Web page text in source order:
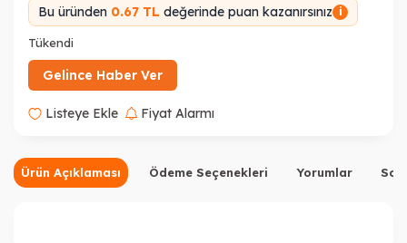
Bu üründen 0.67 TL değerinde puan kazanırsınız i
Tükendi
Gelince Haber Ver
Listeye Ekle Fiyat Alarmı
Ürün Açıklaması Ödeme Seçenekleri Yorumlar